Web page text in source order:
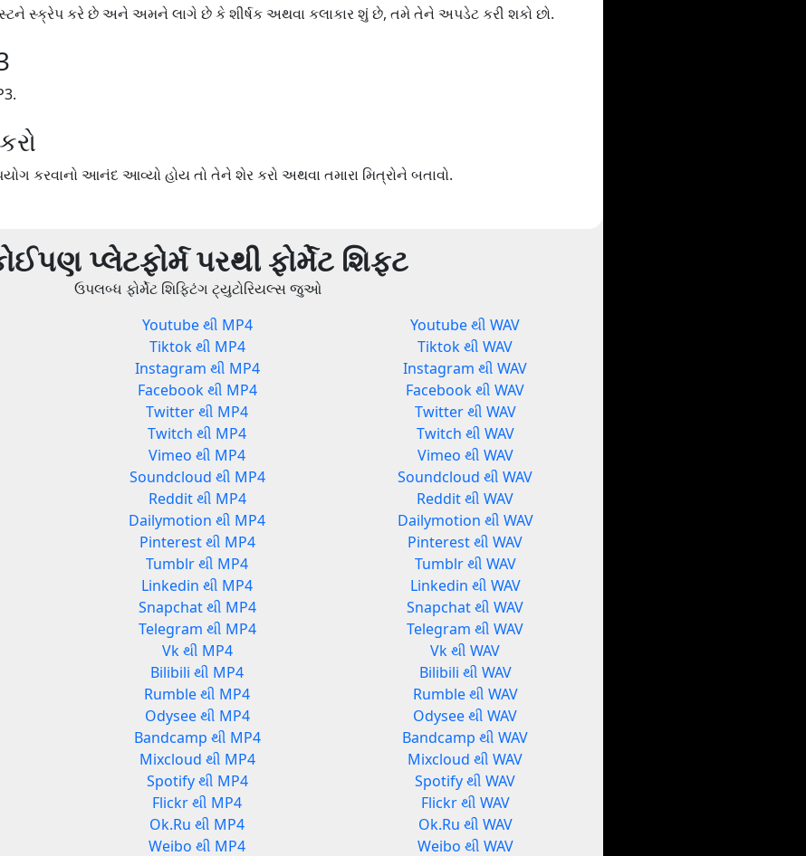
સ્ક્રેપ કરે છે અને અમને લાગે છે કે શીર્ષક અથવા કલાકાર શું છે, તમે તેને અપડેટ કરી શકો છો.
કરવાનો આનંદ આવ્યો હોય તો તેને શેર કરો અથવા તમારા મિત્રોને બતાવો.
પ્લેટફોર્મ પરથી ફોર્મેટ શિફ્ટ
ઉપલબ્ધ ફોર્મેટ શિફ્ટિંગ ટ્યુટોરિયલ્સ જુઓ
Youtube થી MP4
Tiktok થી MP4
Instagram થી MP4
Facebook થી MP4
Twitter થી MP4
Twitch થી MP4
Vimeo થી MP4
Soundcloud થી MP4
Reddit થી MP4
Dailymotion થી MP4
Pinterest થી MP4
Tumblr થી MP4
Linkedin થી MP4
Snapchat થી MP4
Telegram થી MP4
Vk થી MP4
Bilibili થી MP4
Rumble થી MP4
Odysee થી MP4
Bandcamp થી MP4
Mixcloud થી MP4
Spotify થી MP4
Flickr થી MP4
Ok.Ru થી MP4
Weibo થી MP4
Youtube થી WAV
Tiktok થી WAV
Instagram થી WAV
Facebook થી WAV
Twitter થી WAV
Twitch થી WAV
Vimeo થી WAV
Soundcloud થી WAV
Reddit થી WAV
Dailymotion થી WAV
Pinterest થી WAV
Tumblr થી WAV
Linkedin થી WAV
Snapchat થી WAV
Telegram થી WAV
Vk થી WAV
Bilibili થી WAV
Rumble થી WAV
Odysee થી WAV
Bandcamp થી WAV
Mixcloud થી WAV
Spotify થી WAV
Flickr થી WAV
Ok.Ru થી WAV
Weibo થી WAV